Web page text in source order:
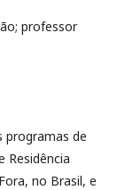
professor
programas de
Residência
no Brasil, e